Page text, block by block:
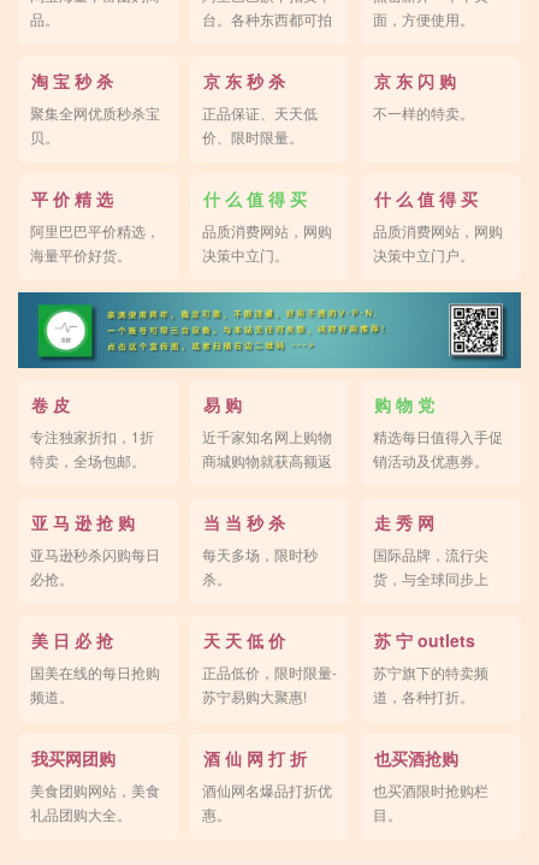
品。
台。各种东西都可拍
面，方便使用。
淘 宝 秒 杀
聚集全网优质秒杀宝
贝。
京 东 秒 杀
正品保证、天天低
价、限时限量。
京 东 闪 购
不一样的特卖。
平 价 精 选
阿里巴巴平价精选，
海量平价好货。
什 么 值 得 买
品质消费网站，网购
决策中立门。
什 么 值 得 买
品质消费网站，网购
决策中立门户。
卷 皮
专注独家折扣，1折
特卖，全场包邮。
易 购
近千家知名网上购物
商城购物就获高额返
购 物 党
精选每日值得入手促
销活动及优惠券。
亚 马 逊 抢 购
亚马逊秒杀闪购每日
必抢。
当 当 秒 杀
每天多场，限时秒
杀。
走 秀 网
国际品牌，流行尖
货，与全球同步上
美 日 必 抢
国美在线的每日抢购
频道。
天 天 低 价
正品低价，限时限量-
苏宁易购大聚惠!
苏 宁 outlets
苏宁旗下的特卖频
道，各种打折。
我买网团购
美食团购网站，美食
礼品团购大全。
酒 仙 网 打 折
酒仙网名爆品打折优
惠。
也买酒抢购
也买酒限时抢购栏
目。